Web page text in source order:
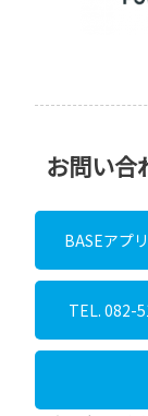
お問い合
BASEアプ
TEL. 082-